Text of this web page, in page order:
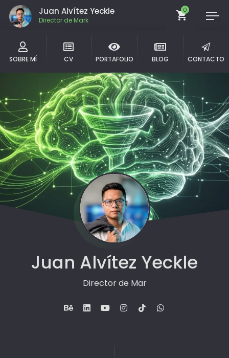
Juan Alvítez Yeckle
Com
0
SOBRE MÍ CV PORTAFOLIO BLOG CONTACTO
Juan Alvítez Yeckle
Com